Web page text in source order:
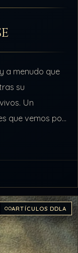
a menudo que
su
Un
que vemos por
ARTÍCULOS DDLA